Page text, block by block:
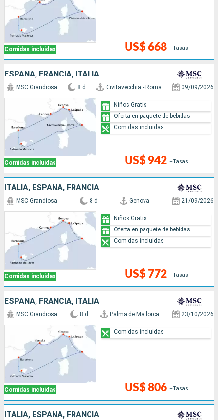
Comidas incluidas US$ 668 +Tasas
ESPAÑA, FRANCIA, ITALIA
Comidas incluidas
MSC Grandiosa 8 d Civitavecchia - Roma 09/09/2026
US$ 942 +Tasas
Niños Gratis
Oferta en paquete de bebidas
Comidas incluidas
ITALIA, ESPAÑA, FRANCIA
Comidas incluidas
MSC Grandiosa 8 d Genova 21/09/2026
US$ 772 +Tasas
Niños Gratis
Oferta en paquete de bebidas
Comidas incluidas
ESPAÑA, FRANCIA, ITALIA
Comidas incluidas
MSC Grandiosa 8 d Palma de Mallorca 23/10/2026
US$ 806 +Tasas
Comidas incluidas
ITALIA, ESPAÑA, FRANCIA